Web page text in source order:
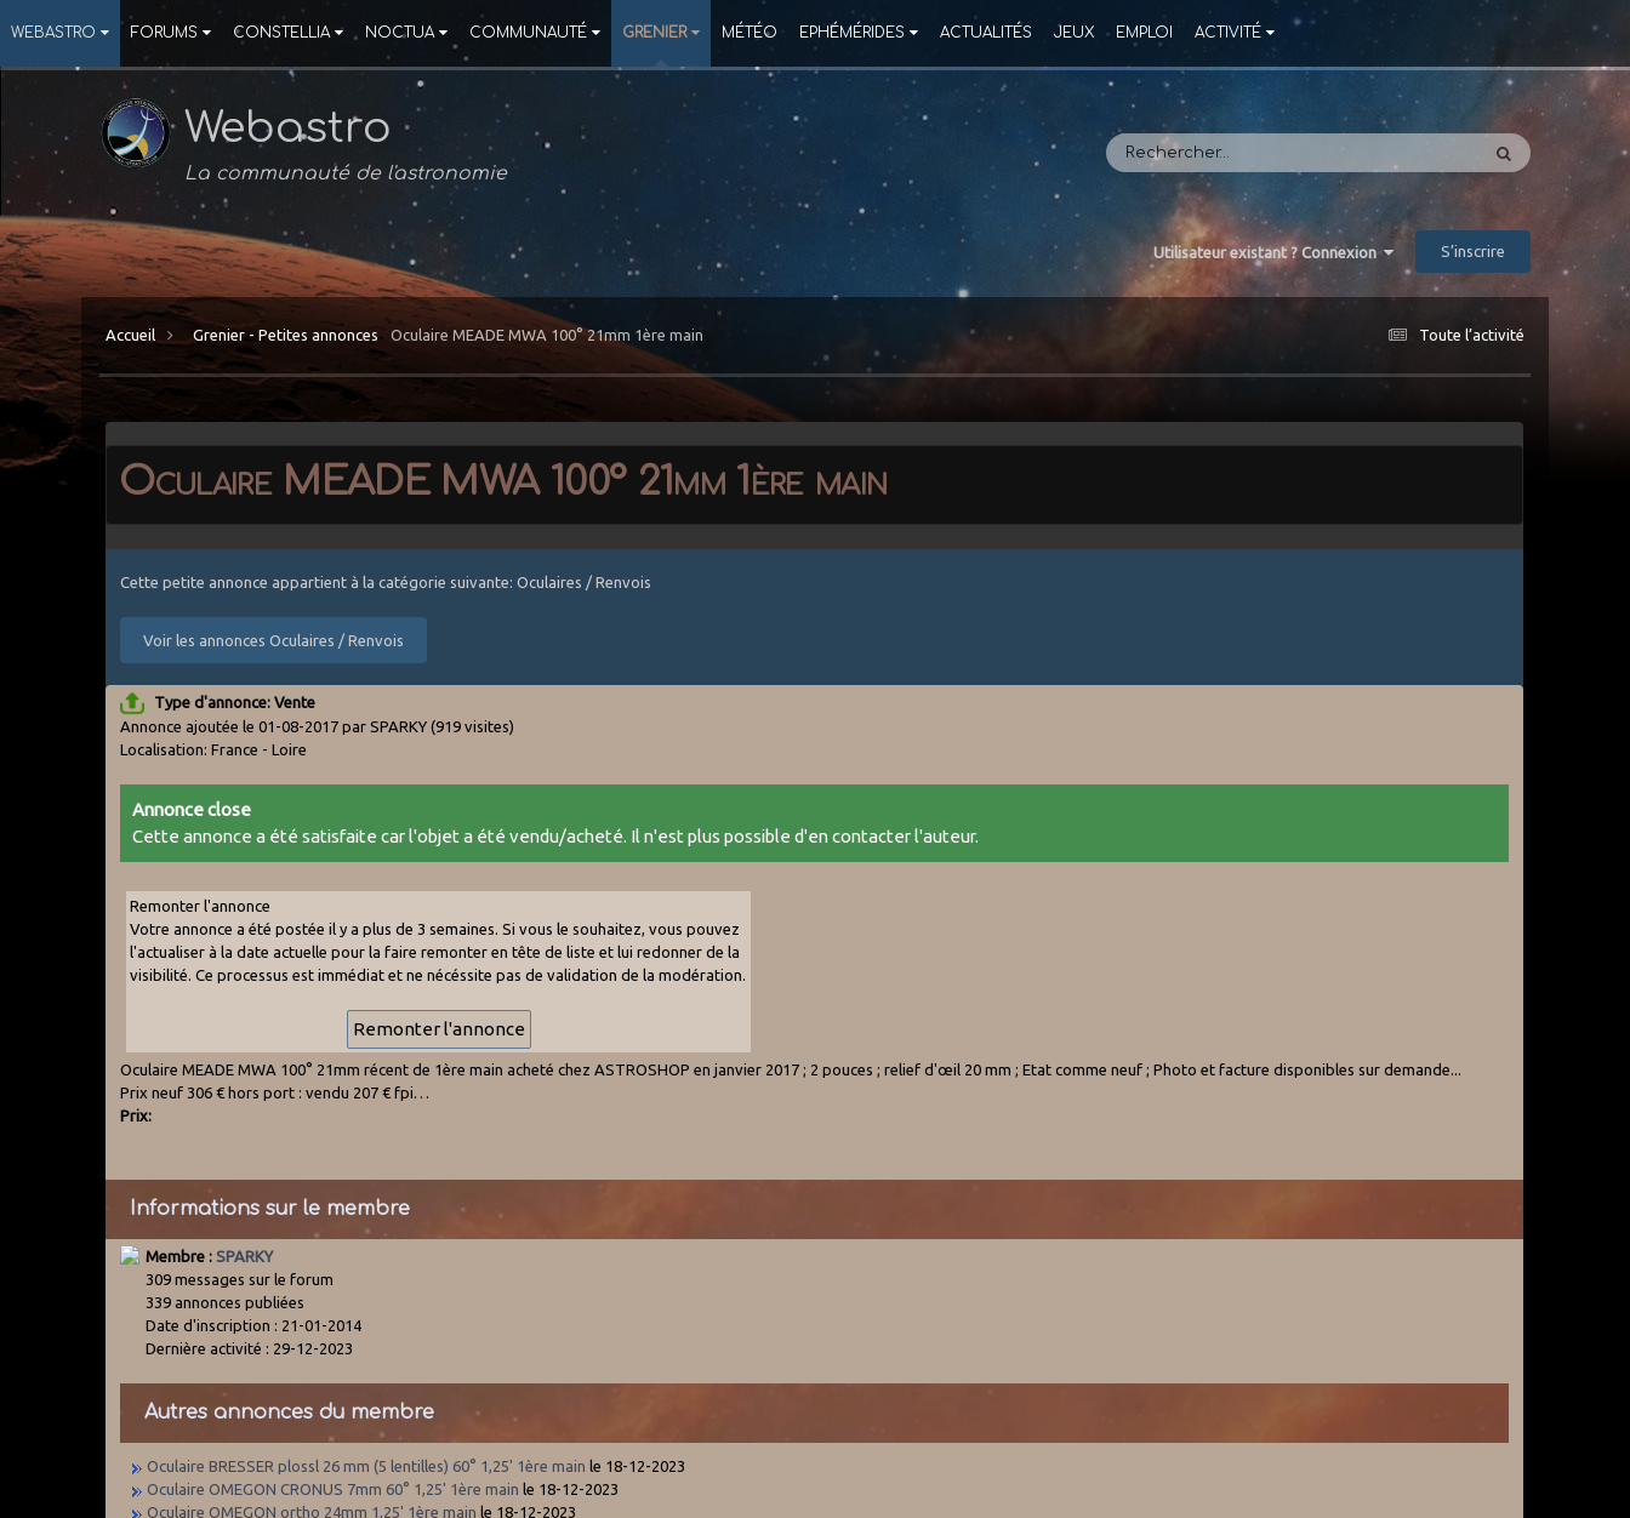
WEBASTRO FORUMS CONSTELLIA NOCTUA COMMUNAUTÉ GRENIER MÉTÉO EPHÉMÉRIDES ACTUALITÉS JEUX EMPLOI ACTIVITÉ
Webastro
La communauté de l'astronomie
Utilisateur existant ? Connexion S’inscrire
Toute l’activité
Accueil Grenier - Petites annonces Oculaire MEADE MWA 100° 21mm 1ère main
Oculaire MEADE MWA 100° 21mm 1ère main
Cette petite annonce appartient à la catégorie suivante: Oculaires / Renvois
Voir les annonces Oculaires / Renvois
Type d'annonce: Vente
Annonce ajoutée le 01-08-2017 par SPARKY(919 visites)
Localisation: France - Loire
Annonce close
Cette annonce a été satisfaite car l'objet a été vendu/acheté. Il n'est plus possible d'en contacter l'auteur.
Remonter l'annonce
Votre annonce a été postée il y a plus de 3 semaines. Si vous le souhaitez, vous pouvez
l'actualiser à la date actuelle pour la faire remonter en tête de liste et lui redonner de la
visibilité. Ce processus est immédiat et ne nécéssite pas de validation de la modération.
Oculaire MEADE MWA 100° 21mm récent de 1ère main acheté chez ASTROSHOP en janvier 2017 ; 2 pouces ; relief d'œil 20 mm ; Etat comme neuf ; Photo et facture disponibles sur demande...
Prix neuf 306 € hors port : vendu 207 € fpi…
Prix:
Informations sur le membre
Membre :SPARKY
309 messages sur le forum
339 annonces publiées
Date d'inscription : 21-01-2014
Dernière activité : 29-12-2023
Autres annonces du membre
Oculaire BRESSER plossl 26 mm (5 lentilles) 60° 1,25' 1ère main le 18-12-2023
Oculaire OMEGON CRONUS 7mm 60° 1,25' 1ère main le 18-12-2023
Oculaire OMEGON ortho 24mm 1,25' 1ère main le 18-12-2023